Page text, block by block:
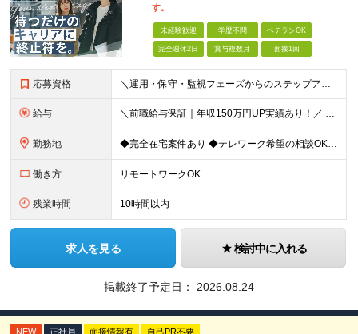
す。
未経験歓迎 学歴不問 ベテランOK
完全週休2日 賞与複数月 面接1回
応募資格 ＼運用・保守・監視フェーズからのステップアップも大歓迎！／ インフラエンジニア（サーバー、ネットワーク、クラウド等）の実務経験をお持ちの方 ★学歴不問 ★第二新卒OK ＜こんな方にピッタリです＞ ・
給与 ＼前職給与保証｜年収150万円UP実績あり！／ 月給30万円以上 ※経験・スキルを考慮の上、決定します。 ※上記月給には固定残業代（35時間分／5万2,500円～）を含みます ※固定残業代は給与に応
勤務地 ◆完全在宅案件あり ◆テレワーク希望の相談OK ◆転勤なし 東京都中央区日本橋久松町11-8 REGRARD NINGYOCHO B1F ┗一都三県（東京・神奈川・千葉・埼玉）の案件先へ勤務いただき
働き方 リモートワークOK
残業時間 10時間以内
求人を見る 検討中に入れる
掲載終了予定日： 2026.08.24
NEW 正社員 面接情報有 自己PR不要